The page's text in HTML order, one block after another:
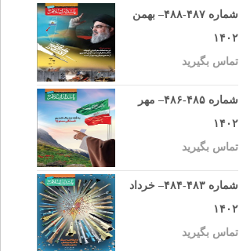
شماره ۴۸۷-۴۸۸– بهمن
۱۴۰۲
تماس بگیرید
شماره ۴۸۵-۴۸۶– مهر
۱۴۰۲
تماس بگیرید
شماره ۴۸۳-۴۸۴– خرداد
۱۴۰۲
تماس بگیرید